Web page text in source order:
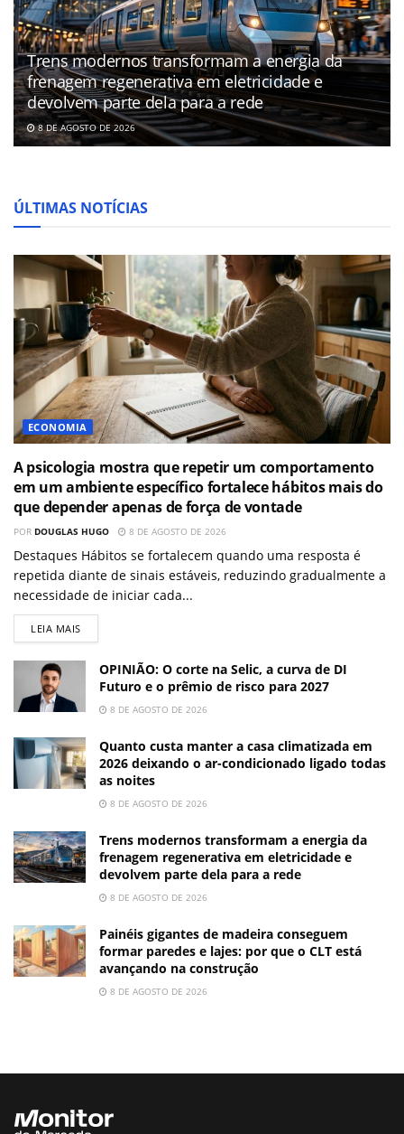
Trens modernos transformam a energia da
frenagem regenerativa em eletricidade e
devolvem parte dela para a rede
8 DE AGOSTO DE 2026
ÚLTIMAS NOTÍCIAS
ECONOMIA
A psicologia mostra que repetir um comportamento
em um ambiente específico fortalece hábitos mais do
que depender apenas de força de vontade
POR DOUGLAS HUGO 8 DE AGOSTO DE 2026
Destaques Hábitos se fortalecem quando uma resposta é
repetida diante de sinais estáveis, reduzindo gradualmente a
necessidade de iniciar cada...
LEIA MAIS
OPINIÃO: O corte na Selic, a curva de DI
Futuro e o prêmio de risco para 2027
8 DE AGOSTO DE 2026
Quanto custa manter a casa climatizada em
2026 deixando o ar-condicionado ligado todas
as noites
8 DE AGOSTO DE 2026
Trens modernos transformam a energia da
frenagem regenerativa em eletricidade e
devolvem parte dela para a rede
8 DE AGOSTO DE 2026
Painéis gigantes de madeira conseguem
formar paredes e lajes: por que o CLT está
avançando na construção
8 DE AGOSTO DE 2026